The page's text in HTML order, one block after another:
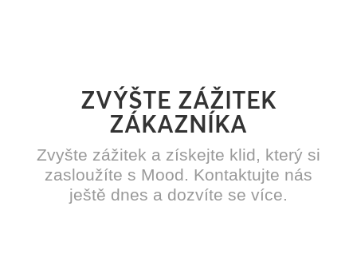
ZVÝŠTE ZÁŽITEK
ZÁKAZNÍKA
Zvyšte zážitek a získejte klid, který si
zasloužíte s Mood. Kontaktujte nás
ještě dnes a dozvíte se více.